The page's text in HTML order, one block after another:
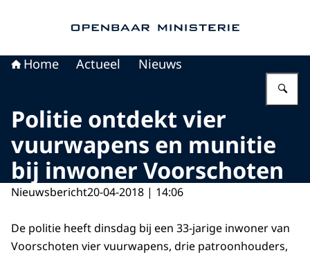
Home Actueel Nieuws
Politie ontdekt vier
vuurwapens en munitie
bij inwoner Voorschoten
Nieuwsbericht20-04-2018 | 14:06
De politie heeft dinsdag bij een 33-jarige inwoner van
Voorschoten vier vuurwapens, drie patroonhouders,